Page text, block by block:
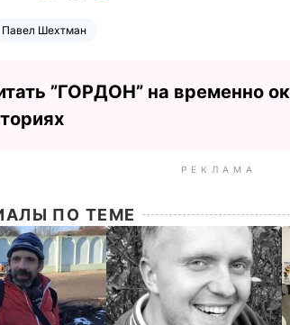
Павел Шехтман
”ГОРДОН” на временно
РЕКЛАМА
ПО ТЕМЕ